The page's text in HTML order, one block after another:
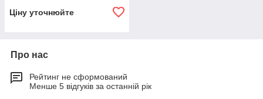
Ціну уточнюйте
Про нас
Рейтинг не сформований
Менше 5 відгуків за останній рік